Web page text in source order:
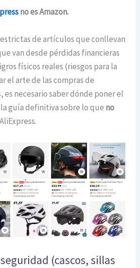
no es Amazon.
de artículos que conllevan
van desde pérdidas financieras
físicos reales (riesgos para la
el arte de las compras de
es necesario saber dónde poner el
guía definitiva sobre lo que no
(cascos, sillas